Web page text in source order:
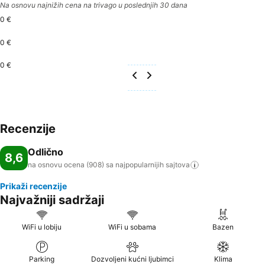
Na osnovu najnižih cena na trivago u poslednjih 30 dana
0 €
0 €
0 €
Recenzije
8,6 Odlično
na osnovu ocena (908) sa najpopularnijih sajtova
Prikaži recenzije
Najvažniji sadržaji
WiFi u lobiju WiFi u sobama Bazen
Parking Dozvoljeni kućni ljubimci Klima